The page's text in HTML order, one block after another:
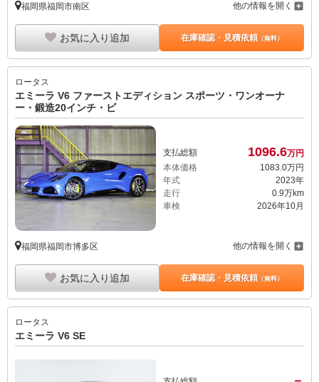
福岡県福岡市南区 他の情報を開く
お気に入り追加 在庫確認・見積依頼（無料）
ロータス
エミーラ V6 ファーストエディション スポーツ・ワンオーナ
ー・鍛造20インチ・ビ
支払総額 1096.6万円
本体価格
1083. 0万円
年式
2023年
走行
0.9万km
車検
2026年10月
福岡県福岡市博多区 他の情報を開く
お気に入り追加 在庫確認・見積依頼（無料）
ロータス
エミーラ V6 SE